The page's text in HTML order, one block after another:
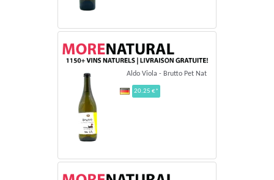
Aldo Viola - Brutto Pet Nat
20.25 €*